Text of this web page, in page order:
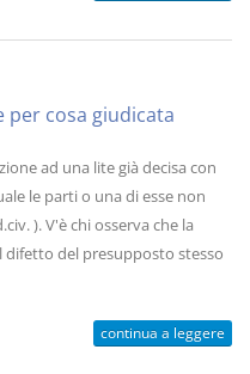
cosa giudicata
ad una lite già decisa con
le parti o una di esse non
). V'è chi osserva che la
difetto del presupposto stesso
continua a leggere